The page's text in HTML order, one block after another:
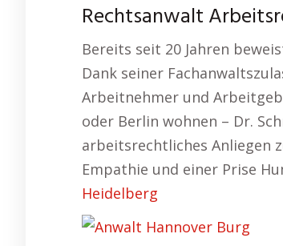
Rechtsanwalt
Bereits seit 20 Jahren
Dank seiner
Arbeitnehmer und
oder Berlin wohnen – Dr.
arbeitsrechtliches Anliegen
Empathie und einer Prise
Heidelberg